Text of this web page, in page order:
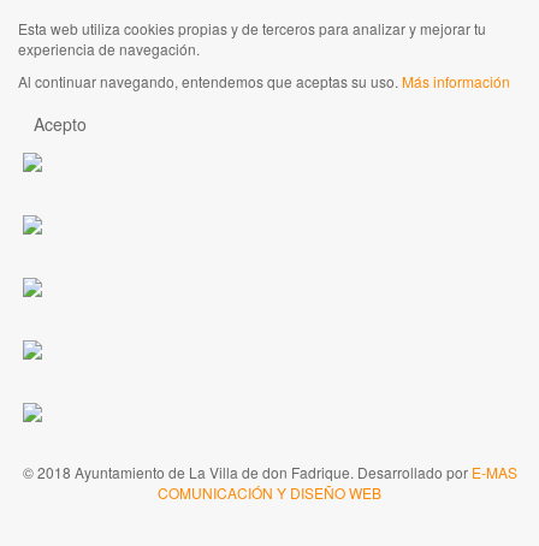
Esta web utiliza cookies propias y de terceros para analizar y mejorar tu
experiencia de navegación.
Al continuar navegando, entendemos que aceptas su uso. Más información
Acepto
© 2018 Ayuntamiento de La Villa de don Fadrique. Desarrollado por E-MAS
COMUNICACIÓN Y DISEÑO WEB